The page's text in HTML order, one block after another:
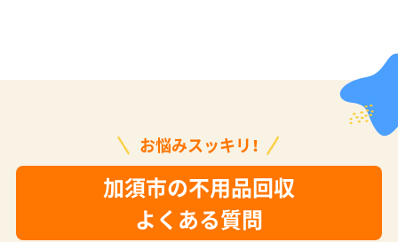
お悩みスッキリ！
加須市の不用品回収
よくある質問